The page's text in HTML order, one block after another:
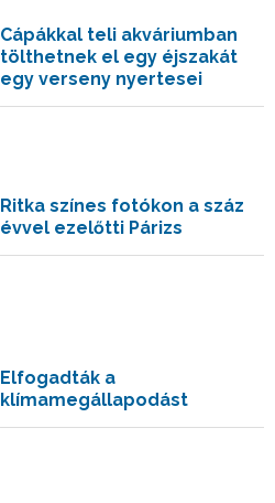
Cápákkal teli akváriumban
tölthetnek el egy éjszakát
egy verseny nyertesei
Ritka színes fotókon a száz
évvel ezelőtti Párizs
Elfogadták a
klímamegállapodást